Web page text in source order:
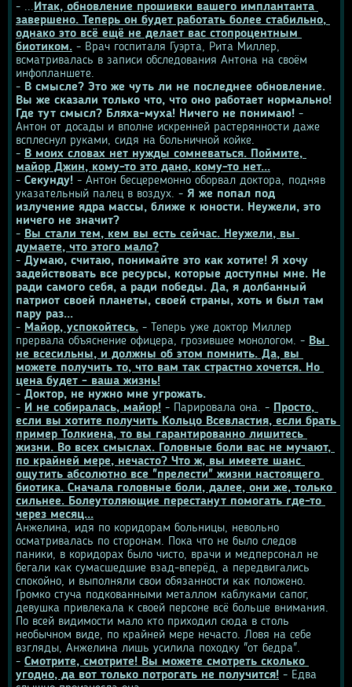
- ...Итак, обновление прошивки вашего имплантанта
завершено. Теперь он будет работать более стабильно,
однако это всё ещё не делает вас стопроцентным
биотиком. - Врач госпиталя Гуэрта, Рита Миллер,
всматривалась в записи обследования Антона на своём
инфопланшете.
- В смысле? Это же чуть ли не последнее обновление.
Вы же сказали только что, что оно работает нормально!
Где тут смысл? Бляха-муха! Ничего не понимаю! -
Антон от досады и вполне искренней растерянности даже
всплеснул руками, сидя на больничной койке.
- В моих словах нет нужды сомневаться. Поймите,
майор Джин, кому-то это дано, кому-то нет...
- Секунду! - Антон бесцеремонно оборвал доктора, подняв
указательный палец в воздух. - Я же попал под
излучение ядра массы, ближе к юности. Неужели, это
ничего не значит?
- Вы стали тем, кем вы есть сейчас. Неужели, вы
думаете, что этого мало?
- Думаю, считаю, понимайте это как хотите! Я хочу
задействовать все ресурсы, которые доступны мне. Не
ради самого себя, а ради победы. Да, я долбанный
патриот своей планеты, своей страны, хоть и был там
пару раз...
- Майор, успокойтесь. - Теперь уже доктор Миллер
прервала объяснение офицера, грозившее монологом. - Вы
не всесильны, и должны об этом помнить. Да, вы
можете получить то, что вам так страстно хочется. Но
цена будет - ваша жизнь!
- Доктор, не нужно мне угрожать.
- И не собиралась, майор! - Парировала она. - Просто,
если вы хотите получить Кольцо Всевластия, если брать
пример Толкиена, то вы гарантированно лишитесь
жизни. Во всех смыслах. Головные боли вас не мучают,
по крайней мере, нечасто? Что ж, вы имеете шанс
ощутить абсолютно все "прелести" жизни настоящего
биотика. Сначала головные боли, далее, они же, только
сильнее. Болеутоляющие перестанут помогать где-то
через месяц...
Анжелина, идя по коридорам больницы, невольно
осматривалась по сторонам. Пока что не было следов
паники, в коридорах было чисто, врачи и медперсонал не
бегали как сумасшедшие взад-вперёд, а передвигались
спокойно, и выполняли свои обязанности как положено.
Громко стуча подкованными металлом каблуками сапог,
девушка привлекала к своей персоне всё больше внимания.
По всей видимости мало кто приходил сюда в столь
необычном виде, по крайней мере нечасто. Ловя на себе
взгляды, Анжелина лишь усилила походку "от бедра".
- Смотрите, смотрите! Вы можете смотреть сколько
угодно, да вот только потрогать не получится! - Едва